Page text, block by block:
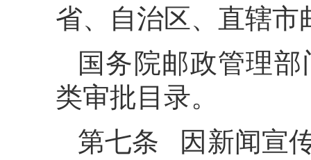
省、自治区、直辖市
国务院邮政管理
类审批目录。
第七条 因新闻宣